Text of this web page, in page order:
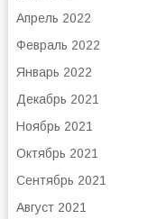
Апрель 2022
Февраль 2022
Январь 2022
Декабрь 2021
Ноябрь 2021
Октябрь 2021
Сентябрь 2021
Август 2021